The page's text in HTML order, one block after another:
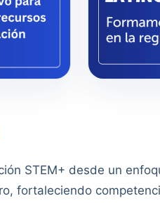
STEM+ desde un
fortaleciendo